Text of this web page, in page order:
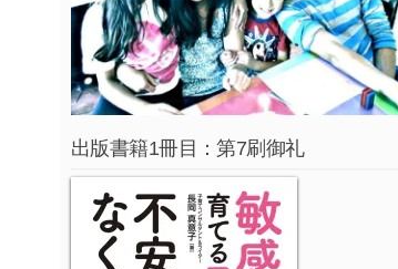
出版書籍1冊目：第7刷御礼